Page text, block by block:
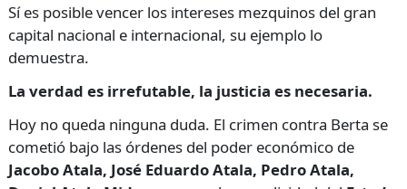
Sí es posible vencer los intereses mezquinos del gran
capital nacional e internacional, su ejemplo lo
demuestra.
La verdad es irrefutable, la justicia es necesaria.
Hoy no queda ninguna duda. El crimen contra Berta se
cometió bajo las órdenes del poder económico de
Jacobo Atala, José Eduardo Atala, Pedro Atala,